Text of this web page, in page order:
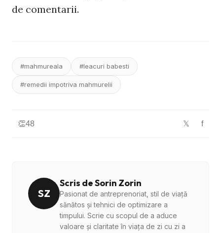
de comentarii.
#mahmureala #leacuri babesti
#remedii impotriva mahmurelii
👏48 𝕏 f
SZ
Scris de Sorin Zorin
Pasionat de antreprenoriat, stil de viață
sănătos și tehnici de optimizare a
timpului. Scrie cu scopul de a aduce
valoare și claritate în viața de zi cu zi a